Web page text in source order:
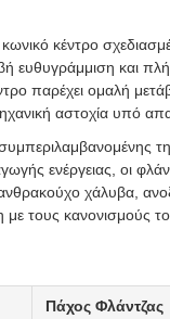
κέντρο
ευθυγράμμιση και
παρέχει ομαλή
αστοχία υπό
ενέργειας, οι
χάλυβα,
τους κανονισμούς
Πάχος Φλάντζας